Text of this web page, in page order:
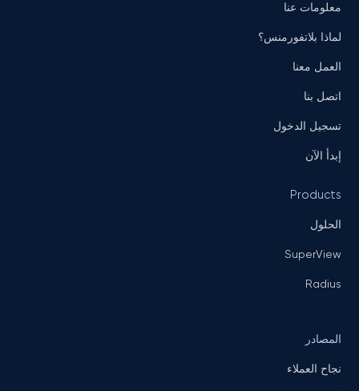
معلومات عنا
لماذا بلاتفورمنس؟
العمل معنا
اتصل بنا
تسجيل الدخول
إبدأ الآن
Products
الحلول
SuperView
Radius
المصادر
نجاح العملاء